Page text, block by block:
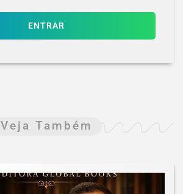
ENTRAR
Veja Também